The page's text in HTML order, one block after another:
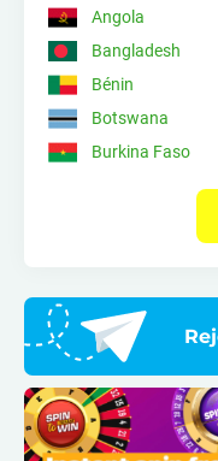
Angola
Bangladesh
Bénin
Botswana
Burkina Faso
Congo
Côte d'Ivoire
Djibouti
Égypte
Érythrée
Kenya
Capitale :
Monnaie
Taux de